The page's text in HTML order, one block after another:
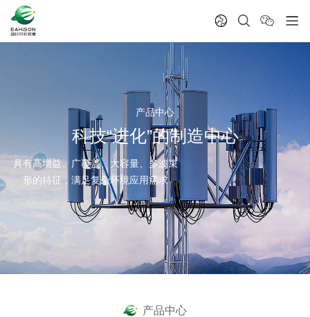
产品中心
科技“进化”的制造中心
具有高增益、广覆盖、大容量、多波束
形的特征，满足复杂环境应用需求
产品中心